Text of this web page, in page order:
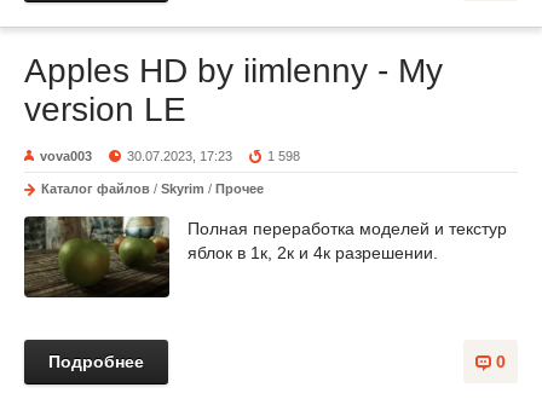
Apples HD by iimlenny - My
version LE
vova003 30.07.2023, 17:23 1 598
Каталог файлов / Skyrim / Прочее
Полная переработка моделей и текстур
яблок в 1к, 2к и 4к разрешении.
0
Подробнее